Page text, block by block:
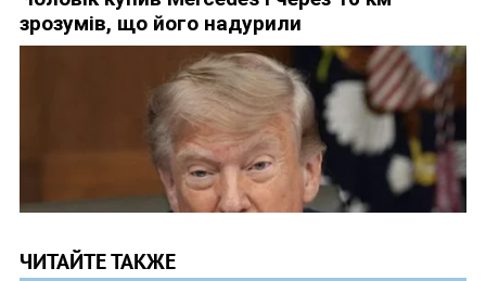
ЧИТАЙТЕ ТАКЖЕ